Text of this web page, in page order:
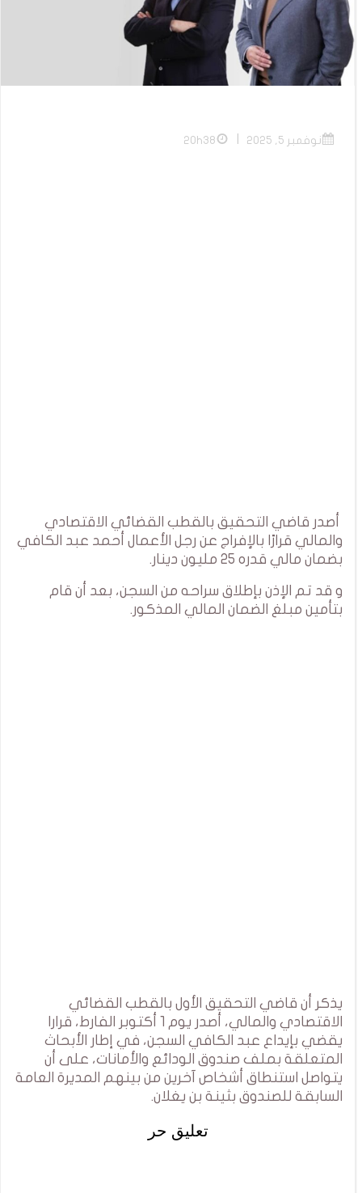
نوفمبر 5, 2025 20h38
أصدر قاضي التحقيق بالقطب القضائي الاقتصادي
والمالي قرارًا بالإفراج عن رجل الأعمال أحمد عبد الكافي
بضمان مالي قدره 25 مليون دينار.
و قد تم الإذن بإطلاق سراحه من السجن، بعد أن قام
بتأمين مبلغ الضمان المالي المذكور.
يذكر أن قاضي التحقيق الأول بالقطب القضائي
الاقتصادي والمالي، أصدر يوم 1 أكتوبر الفارط، قرارا
يقضي بإيداع عبد الكافي السجن، في إطار الأبحاث
المتعلقة بملف صندوق الودائع والأمانات، على أن
يتواصل استنطاق أشخاص آخرين من بينهم المديرة العامة
السابقة للصندوق بثينة بن يغلان.
تعليق حر